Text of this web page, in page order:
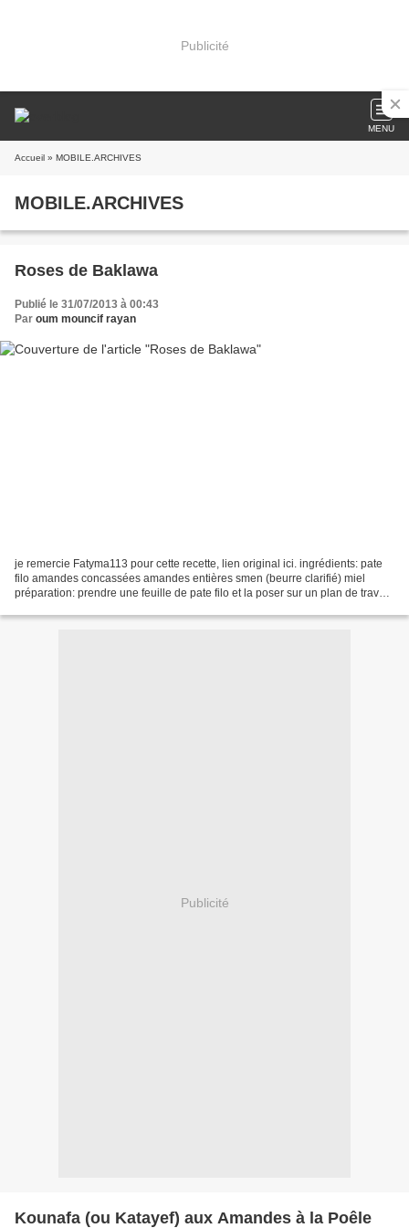
Publicité
MENU
Accueil » MOBILE.ARCHIVES
MOBILE.ARCHIVES
Roses de Baklawa
Publié le 31/07/2013 à 00:43
Par oum mouncif rayan
je remercie Fatyma113 pour cette recette, lien original ici. ingrédients: pate
filo amandes concassées amandes entières smen (beurre clarifié) miel
préparation: prendre une feuille de pate filo et la poser sur un plan de travail.
Publicité
Kounafa (ou Katayef) aux Amandes à la Poêle